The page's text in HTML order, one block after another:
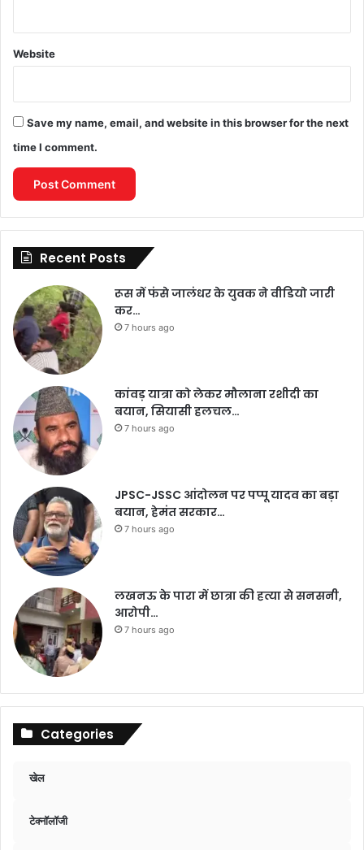
Website
Save my name, email, and website in this browser for the next
time I comment.
Recent Posts
रूस में फंसे जालंधर के युवक ने वीडियो जारी
कर…
7 hours ago
कांवड़ यात्रा को लेकर मौलाना रशीदी का
बयान, सियासी हलचल…
7 hours ago
JPSC-JSSC आंदोलन पर पप्पू यादव का बड़ा
बयान, हेमंत सरकार…
7 hours ago
लखनऊ के पारा में छात्रा की हत्या से सनसनी,
आरोपी…
7 hours ago
Categories
खेल
टेक्नॉलॉजी